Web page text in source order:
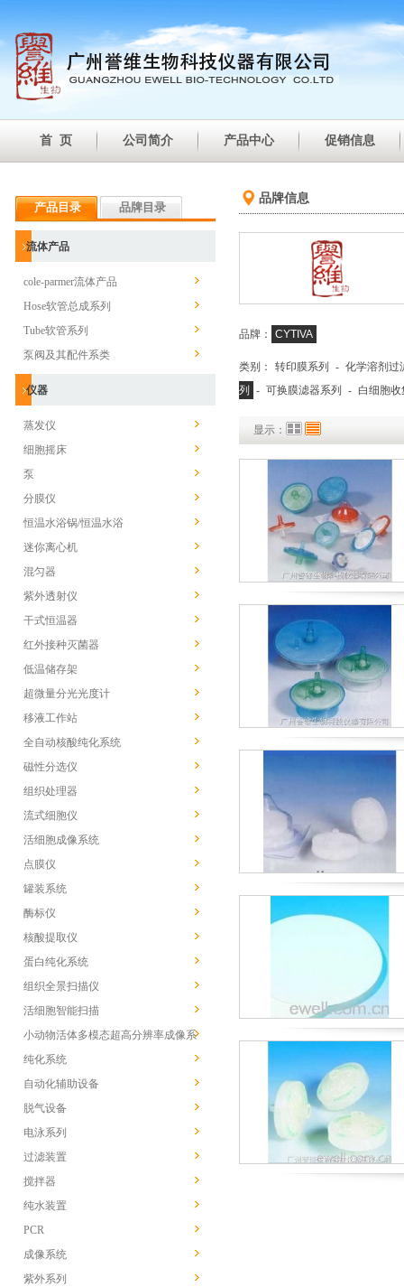
首 页 公司简介 产品中心 促销信息
产品目录 品牌目录
流体产品
cole-parmer流体产品
Hose软管总成系列
Tube软管系列
泵阀及其配件系类
仪器
蒸发仪
细胞摇床
泵
分膜仪
恒温水浴锅/恒温水浴
迷你离心机
混匀器
紫外透射仪
干式恒温器
红外接种灭菌器
低温储存架
超微量分光光度计
移液工作站
全自动核酸纯化系统
磁性分选仪
组织处理器
流式细胞仪
活细胞成像系统
点膜仪
罐装系统
酶标仪
核酸提取仪
蛋白纯化系统
组织全景扫描仪
活细胞智能扫描
小动物活体多模态超高分辨率成像系
统
纯化系统
自动化辅助设备
脱气设备
电泳系列
过滤装置
搅拌器
纯水装置
PCR
成像系统
紫外系列
品牌信息
品牌： CYTIVA
类别： 转印膜系列 - 化学溶剂过
列
- 可换膜滤器系列 - 白细胞
显示：